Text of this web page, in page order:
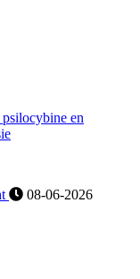
en
08-06-2026